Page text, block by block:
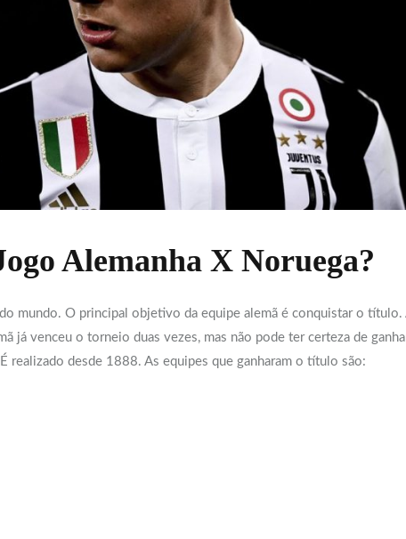
Alemanha X Noruega?
mundo. O principal objetivo da equipe alemã é conquistar o
já venceu o torneio duas vezes, mas não pode ter certeza de
realizado desde 1888. As equipes que ganharam o título são: